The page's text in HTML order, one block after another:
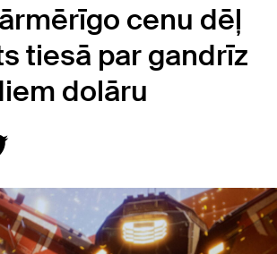
cenu dēļ
tiesā par gandrīz
dolāru